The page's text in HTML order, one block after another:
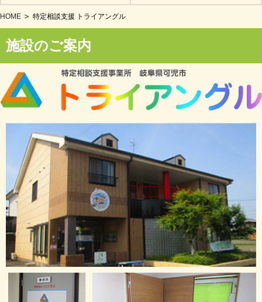
HOME 特定相談支援 トライアングル
施設のご案内